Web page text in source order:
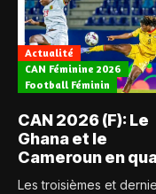
Actualité
CAN Féminine 2026
Football Féminin
CAN 2026 (F): Le
Ghana et le
Cameroun en
Les troisièmes et